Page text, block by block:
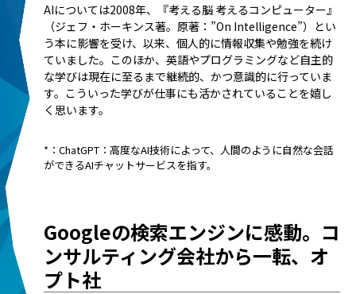
AIについては2008年、『考える脳 考えるコンピューター』
（ジェフ・ホーキンス著。原著：”On Intelligence”）とい
う本に影響を受け、以来、個人的に情報収集や勉強を続け
ていました。このほか、英語やプログラミングなど自主的
な学びは現在に至るまで継続的、かつ意識的に行っていま
す。こういった学びが仕事にも活かされていることを嬉し
く思います。
*：ChatGPT：高度なAI技術によって、人間のように自然な会話
ができるAIチャットサービスを指す。
Googleの検索エンジンに感動。コ
ンサルティング会社から一転、オ
プト社